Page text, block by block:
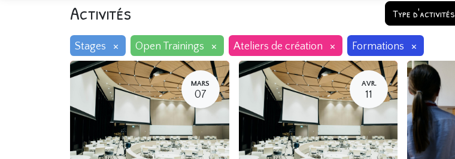
Activités Type d'activités
Stages × Open Trainings × Ateliers de création × Formations ×
MARS
07
AVR.
11